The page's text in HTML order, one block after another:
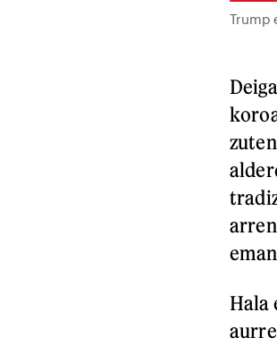
Trump
Hala